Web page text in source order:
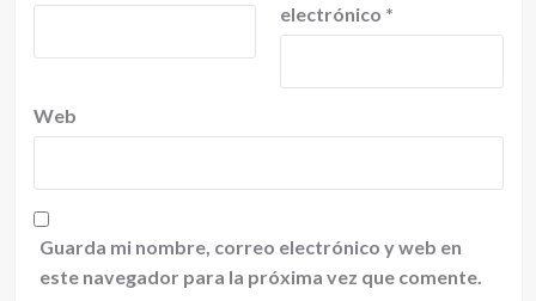
electrónico *
Web
Guarda mi nombre, correo electrónico y web en
este navegador para la próxima vez que comente.